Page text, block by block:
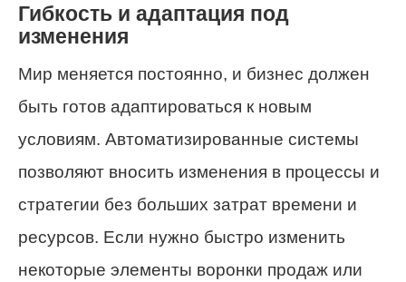
Гибкость и адаптация под
изменения
Мир меняется постоянно, и бизнес должен
быть готов адаптироваться к новым
условиям. Автоматизированные системы
позволяют вносить изменения в процессы и
стратегии без больших затрат времени и
ресурсов. Если нужно быстро изменить
некоторые элементы воронки продаж или